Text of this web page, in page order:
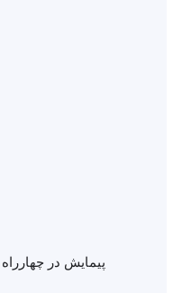
پیمایش در